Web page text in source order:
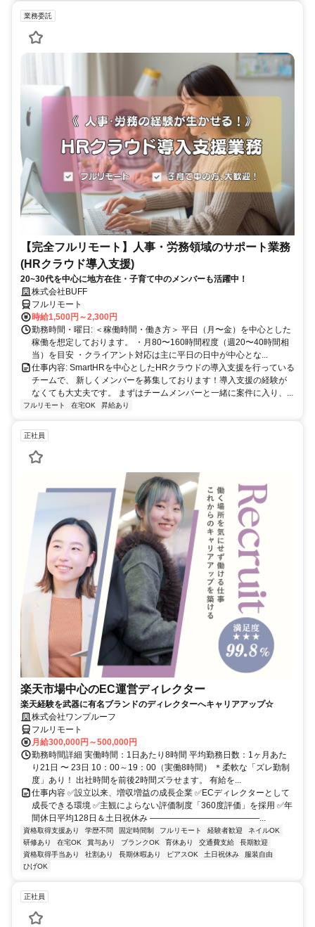
業務委託
【完全フルリモート】人事・労務領域のサポート業務
(HRクラウド導入支援)
20~30代を中心に地方在住・子育て中のメンバーも活躍中！
株式会社BUFF
フルリモート
時給1,500円～2,300円
勤務時間・曜日: ＜稼働時間・働き方＞ 平日（月〜金）を中心とした
稼働を想定しております。 ・月80〜160時間程度（週20〜40時間相
当）を目安 ・クライアント対応は主に平日の日中が中心とな...
仕事内容: SmartHRを中心としたHRクラウドの導入支援を行っている
チームで、 新しくメンバーを募集しております！導入支援の経験が
なくても大丈夫です。 まずはチームメンバーと一緒に案件に入り、...
フルリモート 在宅OK 昇給あり
正社員
楽天市場中心のEC運営ディレクター
楽天経験を武器に有名ブランドのディレクターへキャリアアップ☆
株式会社ワンプルーフ
フルリモート
月給300,000円～500,000円
勤務時間詳細 実働時間：1日あたり8時間 平均勤務日数：1ヶ月あた
り21日 〜 23日 10：00～19：00（実働8時間） ＊柔軟な「ズレ勤制
度」あり！ 出社時間を前後2時間ズラせます。 有給を...
仕事内容 ✅設立以来、増収増益の成長企業 ✅ECディレクターとして
成長できる環境 ✅主観によらない評価制度「360度評価」を採用 ✅年
間休日平均128日＆土日祝休み ―――――――――――――...
資格取得支援あり 学歴不問 固定時間制 フルリモート 経験者歓迎
ネイルOK
研修あり
在宅OK 賞与あり ブランクOK 育休あり 交通費支給
長期歓迎
資格取得手当あり
社割あり 長期休暇あり ピアスOK 土日祝休み
服装自由
ひげOK
正社員